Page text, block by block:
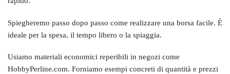
Spiegheremo passo dopo passo come realizzare una borsa facile. È
ideale per la spesa, il tempo libero o la spiaggia.
Usiamo materiali economici reperibili in negozi come
HobbyPerline.com. Forniamo esempi concreti di quantità e prezzi